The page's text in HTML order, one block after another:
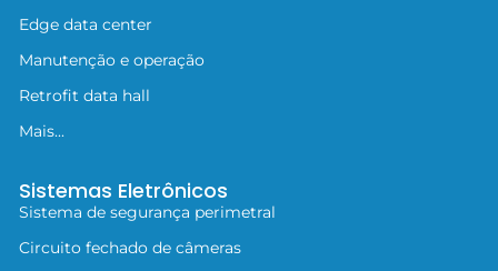
Edge data center
Manutenção e operação
Retrofit data hall
Mais...
Sistemas Eletrônicos
Sistema de segurança perimetral
Circuito fechado de câmeras